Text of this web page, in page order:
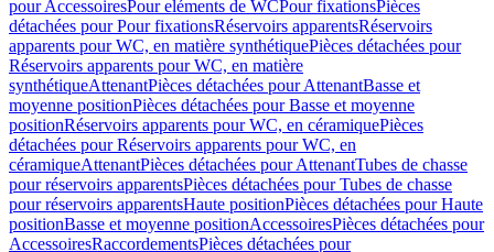
pour AccessoiresPour eléments de WCPour fixationsPièces
détachées pour Pour fixationsRéservoirs apparentsRéservoirs
apparents pour WC, en matière synthétiquePièces détachées pour
Réservoirs apparents pour WC, en matière
synthétiqueAttenantPièces détachées pour AttenantBasse et
moyenne positionPièces détachées pour Basse et moyenne
positionRéservoirs apparents pour WC, en céramiquePièces
détachées pour Réservoirs apparents pour WC, en
céramiqueAttenantPièces détachées pour AttenantTubes de chasse
pour réservoirs apparentsPièces détachées pour Tubes de chasse
pour réservoirs apparentsHaute positionPièces détachées pour Haute
positionBasse et moyenne positionAccessoiresPièces détachées pour
AccessoiresRaccordementsPièces détachées pour